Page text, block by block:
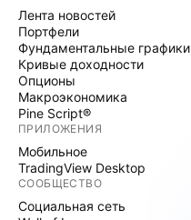
Лента новостей
Портфели
Фундаментальные графики
Кривые доходности
Опционы
Макроэкономика
Pine Script®
ПРИЛОЖЕНИЯ
Мобильное
TradingView Desktop
СООБЩЕСТВО
Социальная сеть